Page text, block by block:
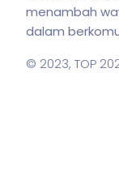
menambah
dalam
© 2023, TOP